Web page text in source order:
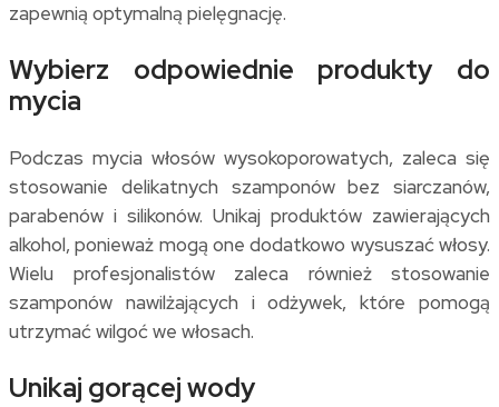
zapewnią optymalną pielęgnację.
Wybierz odpowiednie produkty do
mycia
Podczas mycia włosów wysokoporowatych, zaleca się
stosowanie delikatnych szamponów bez siarczanów,
parabenów i silikonów. Unikaj produktów zawierających
alkohol, ponieważ mogą one dodatkowo wysuszać włosy.
Wielu profesjonalistów zaleca również stosowanie
szamponów nawilżających i odżywek, które pomogą
utrzymać wilgoć we włosach.
Unikaj gorącej wody